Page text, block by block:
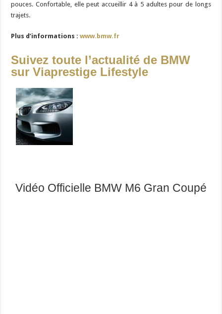
pouces. Confortable, elle peut accueillir 4 à 5 adultes pour de longs
trajets.
Plus d’informations : www.bmw.fr
Suivez toute l’actualité de BMW
sur Viaprestige Lifestyle
Vidéo Officielle BMW M6 Gran Coupé